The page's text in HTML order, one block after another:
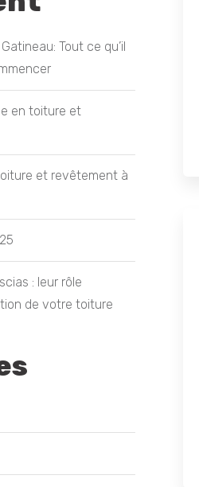
Tout ce qu’il
en toiture et
et revêtement à
: leur rôle
de votre toiture